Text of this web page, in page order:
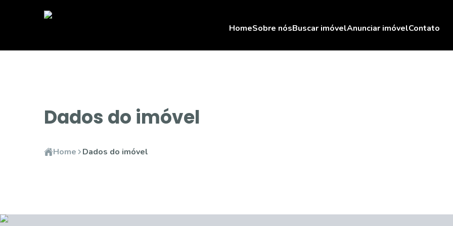
HomeSobre nósBuscar imóvelAnunciar imóvelContato
Dados do imóvel
Home Dados do imóvel